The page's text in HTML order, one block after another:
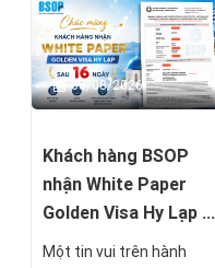
08/08/2026
Khách hàng BSOP
nhận White Paper
Golden Visa Hy Lạp ...
Một tin vui trên hành